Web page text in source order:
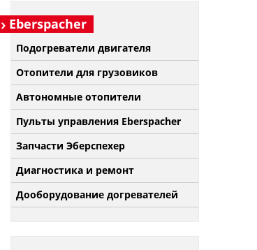
Eberspacher
Подогреватели двигателя
Отопители для грузовиков
Автономные отопители
Пульты управления Eberspacher
Запчасти Эберспехер
Диагностика и ремонт
Дооборудование догревателей